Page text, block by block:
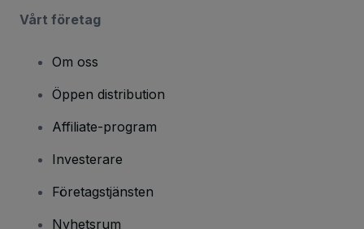
Vårt företag
Om oss
Öppen distribution
Affiliate-program
Investerare
Företagstjänsten
Nyhetsrum